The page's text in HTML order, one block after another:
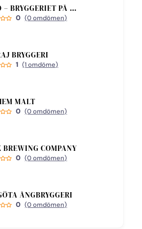
HÖJD – BRYGGERIET PÅ BJÄRE
0 (0 omdömen)
BRYGGERI
1 (1 omdöme)
MALT
0 (0 omdömen)
BREWING COMPANY
0 (0 omdömen)
ÅNGBRYGGERI
0 (0 omdömen)